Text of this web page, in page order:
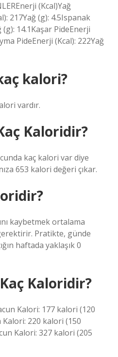
(Kcal)Yağ
217Yağ (g): 4.5Ispanak
(g): 14.1Kaşar PideEnerji
PideEnerji (Kcal): 222Yağ
kalori?
vardır.
Kaloridir?
kaç kalori var diye
653 kalori değeri çıkar.
kaybetmek ortalama
Pratikte, günde
haftada yaklaşık 0
Kaloridir?
Kalori: 177 kalori (120
220 kalori (150
Kalori: 327 kalori (205